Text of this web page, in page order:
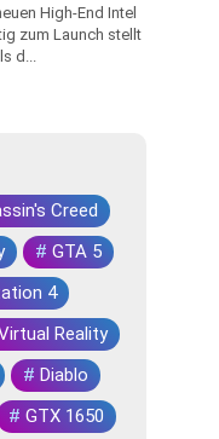
High-End Intel
zum Launch stellt
d...
Creed
# GTA 5
4
Reality
# Diablo
# GTX 1650